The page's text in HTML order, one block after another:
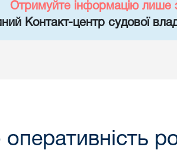
Отримуйте інформацію лише
Контакт-центр судової
оперативність